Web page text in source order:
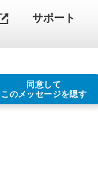
サポート
同意して
このメッセージを隠す